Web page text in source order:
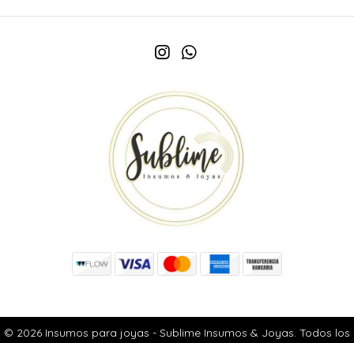
© 2026 Insumos para joyas - Sublime Insumos & Joyas. Todos los